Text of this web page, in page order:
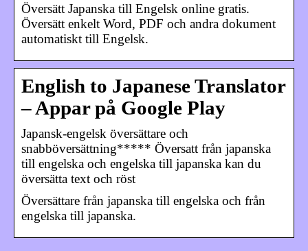
Översätt Japanska till Engelsk online gratis.
Översätt enkelt Word, PDF och andra dokument
automatiskt till Engelsk.
English to Japanese Translator
– Appar på Google Play
Japansk-engelsk översättare och
snabböversättning***** Översatt från japanska
till engelska och engelska till japanska kan du
översätta text och röst
Översättare från japanska till engelska och från
engelska till japanska.